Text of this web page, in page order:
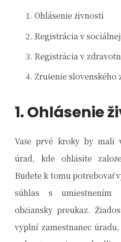
Ohlásenie živnosti
Registrácia v
Registrácia v
Zrušenie
1. Ohlásenie
Vaše prvé kroky by mali
úrad, kde ohlásite
Budete k tomu potrebovať
súhlas s umiestnením
občiansky preukaz.
vyplní zamestnanec